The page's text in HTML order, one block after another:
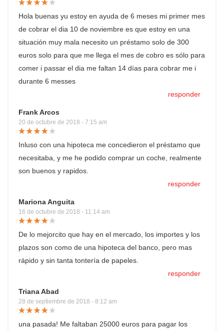
Hola buenas yu estoy en ayuda de 6 meses mi primer mes
de cobrar el dia 10 de noviembre es que estoy en una
situación muy mala necesito un préstamo solo de 300
euros solo para que me llega el mes de cobro es sólo para
comer i passar el dia me faltan 14 días para cobrar me i
durante 6 messes
responder
Frank Arcos
20 de octubre de 2018 - 7:15 am
Inluso con una hipoteca me concedieron el préstamo que
necesitaba, y me he podido comprar un coche, realmente
son buenos y rapidos.
responder
Mariona Anguita
16 de octubre de 2018 - 11:14 am
De lo mejorcito que hay en el mercado, los importes y los
plazos son como de una hipoteca del banco, pero mas
rápido y sin tanta tontería de papeles.
responder
Triana Abad
28 de septiembre de 2018 - 8:12 am
una pasada! Me faltaban 25000 euros para pagar los